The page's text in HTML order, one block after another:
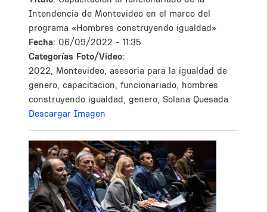
Intendencia de Montevideo en el marco del
programa «Hombres construyendo igualdad»
Fecha: 06/09/2022 - 11:35
Categorías Foto/Video:
2022, Montevideo, asesoria para la igualdad de
genero, capacitacion, funcionariado, hombres
construyendo igualdad, genero, Solana Quesada
Descargar Imagen